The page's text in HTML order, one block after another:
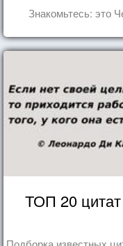
Знакомьтесь: это
ТОП 20